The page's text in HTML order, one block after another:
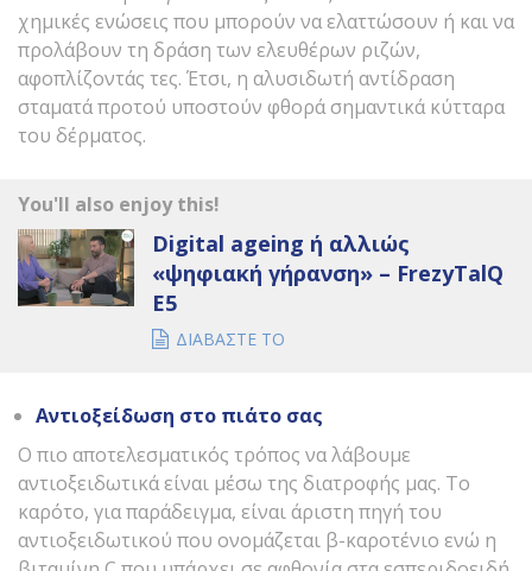
χημικές ενώσεις που μπορούν να ελαττώσουν ή και να
προλάβουν τη δράση των ελευθέρων ριζών,
αφοπλίζοντάς τες. Έτσι, η αλυσιδωτή αντίδραση
σταματά προτού υποστούν φθορά σημαντικά κύτταρα
του δέρματος.
You'll also enjoy this!
Digital ageing ή αλλιώς
«ψηφιακή γήρανση» – FrezyTalQ
E5
ΔΙΑΒΑΣΤΕ ΤΟ
Αντιοξείδωση στο πιάτο σας
Ο πιο αποτελεσματικός τρόπος να λάβουμε
αντιοξειδωτικά είναι μέσω της διατροφής μας. Το
καρότο, για παράδειγμα, είναι άριστη πηγή του
αντιοξειδωτικού που ονομάζεται β-καροτένιο ενώ η